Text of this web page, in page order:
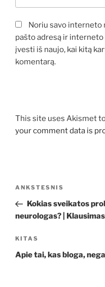
Noriu savo interneto
pašto adresą ir
įvesti iš naujo, kai kitą
komentarą.
This site uses Akismet
your comment data is
Navigacija
įrašų
Ankstesnis
įrašas
ANKSTESNIS
Kokias sveikatos
neurologas? |
Kitas
įrašas
KITAS
Apie tai, kas bloga,